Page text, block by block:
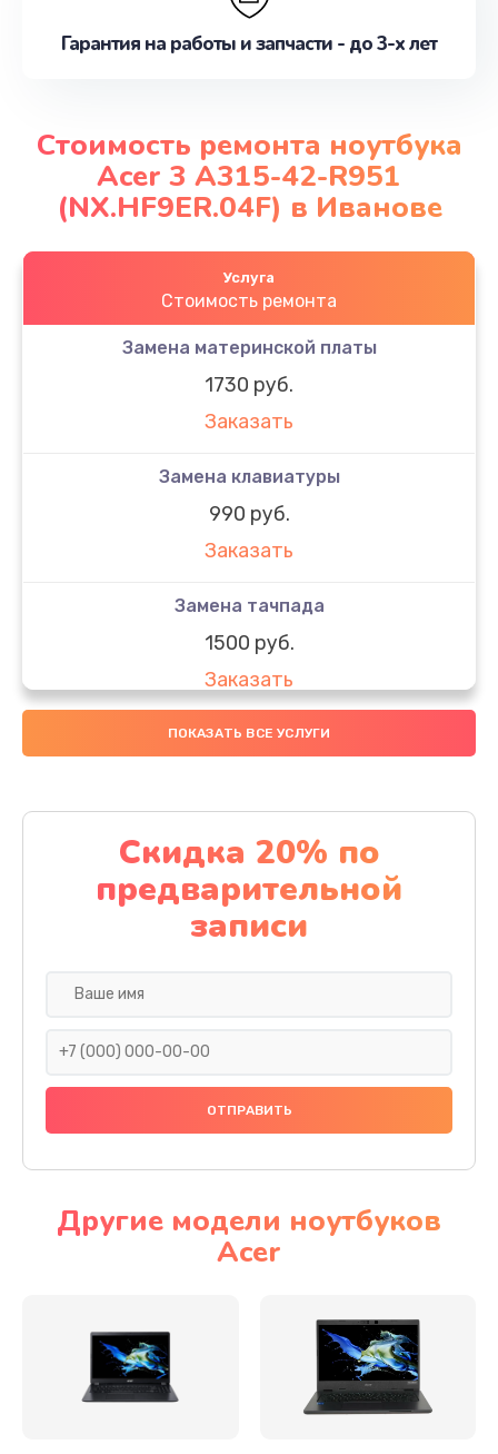
Гарантия на работы и запчасти - до 3-х лет
Стоимость ремонта ноутбука
Acer 3 A315-42-R951
(NX.HF9ER.04F) в Иванове
Услуга
Стоимость ремонта
Замена материнской платы
1730 руб.
Заказать
Замена клавиатуры
990 руб.
Заказать
Замена тачпада
1500 руб.
Заказать
Замена южного моста
Заказать
Чистка от пыли
1060 руб.
Заказать
Ремонт подсветки
Настройка BIOS
Замена видеочипа
ПОКАЗАТЬ ВСЕ УСЛУГИ
Скидка 20% по
предварительной
записи
Другие модели ноутбуков
Acer